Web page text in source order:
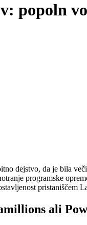
popoln
dejstvo, da je bila
programske
pristaniščem
ali